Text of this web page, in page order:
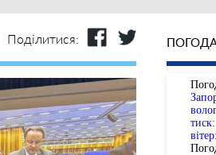
Поділитися:
тиск:
вітер: